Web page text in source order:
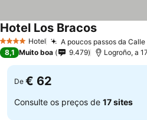
4 EstrelasHotel A poucos passos da
Hotel Los Bracos
8,1 Muito boa 9.479 Logroño, a
De € 62
Consulte os preços de 17 sites